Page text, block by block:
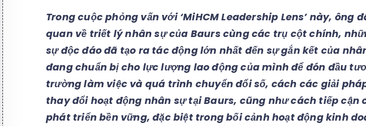
Trong cuộc phỏng vấn với ‘MiHCM Leadership Lens’ này, ông
quan về triết lý nhân sự của Baurs cùng các trụ cột chính,
sự độc đáo đã tạo ra tác động lớn nhất đến sự gắn kết của
đang chuẩn bị cho lực lượng lao động của mình để đón đầu
trường làm việc và quá trình chuyển đổi số, cách các giải
thay đổi hoạt động nhân sự tại Baurs, cũng như cách tiếp cận
phát triển bền vững, đặc biệt trong bối cảnh hoạt động kinh